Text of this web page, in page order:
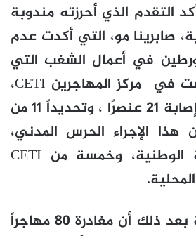
التقدم الذي أحرزته مندوبة
صابرينا مو، التي أكدت عدم
في أعمال الشغب التي
وقعت في 26 غشت في مركز المهاجرين CETI،
والتي أسفرت عن إصابة 21 عنصرًا ، وتحديداً 11 من
هذا الإجراء الحرس المدني،
أربعة من الشرطة الوطنية، وخمسة من CETI
وأكدت وزارة الصحة بعد ذلك أن مغادرة 80 مهاجراً